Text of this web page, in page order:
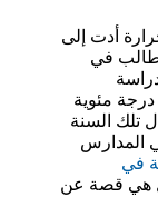
أن موجات الحرارة أدت إلى
أكثر من 40 مليون طالب في
أمريكية إلى أن ارتفاع درجة الحرارة بمقدار 0.55 درجة مئوية
خلال تلك السنة
المدارس
في
هي قصة عن